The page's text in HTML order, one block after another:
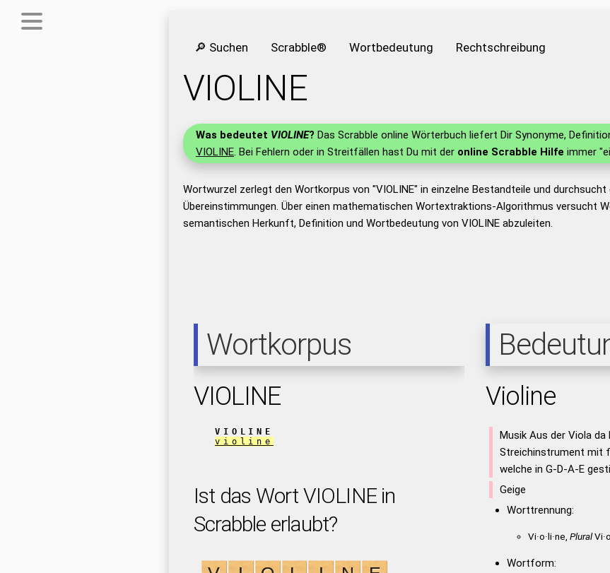
🔎 Suchen Scrabble® Wortbedeutung Rechtschreibung
VIOLINE
Was bedeutet VIOLINE? Das Scrabble online Wörterbuch liefert Dir Synonyme,
VIOLINE. Bei Fehlern oder in Streitfällen hast Du mit der online Scrabble Hilfe immer
Wortwurzel zerlegt den Wortkorpus von "VIOLINE" in einzelne Bestandteile und
Übereinstimmungen. Über einen mathematischen Wortextraktions-Algorithmus versucht
semantischen Herkunft, Definition und Wortbedeutung von VIOLINE abzuleiten.
Wortkorpus
VIOLINE
VIOLINE
violine
Ist das Wort VIOLINE in
Scrabble erlaubt?
Violine
Musik Aus der Viola
Streichinstrument mit
welche in G-D-A-E
Geige
Worttrennung:
Vi·o·li·ne, Plural
Wortform: